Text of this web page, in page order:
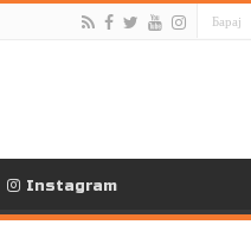
Instagram